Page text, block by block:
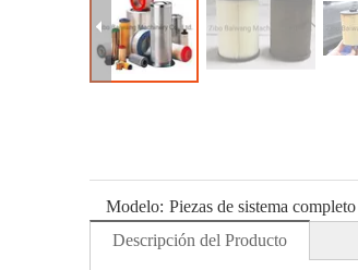
Modelo: Piezas de sistema
Descripción del Producto